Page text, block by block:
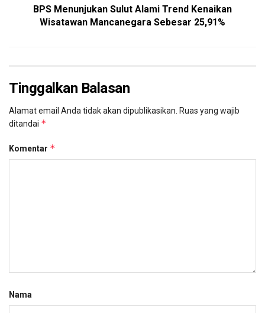
BPS Menunjukan Sulut Alami Trend Kenaikan
Wisatawan Mancanegara Sebesar 25,91%
Tinggalkan Balasan
Alamat email Anda tidak akan dipublikasikan. Ruas yang wajib
ditandai *
Komentar *
Nama